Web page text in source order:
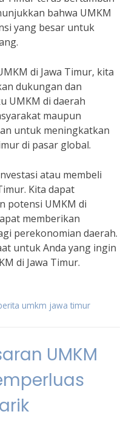
bahwa UMKM
yang besar untuk
di Jawa Timur, kita
dukungan dan
UMKM di daerah
maupun
untuk meningkatkan
di pasar global.
atau membeli
Kita dapat
potensi UMKM di
memberikan
perekonomian daerah.
untuk Anda yang ingin
di Jawa Timur.
umkm jawa timur
UMKM